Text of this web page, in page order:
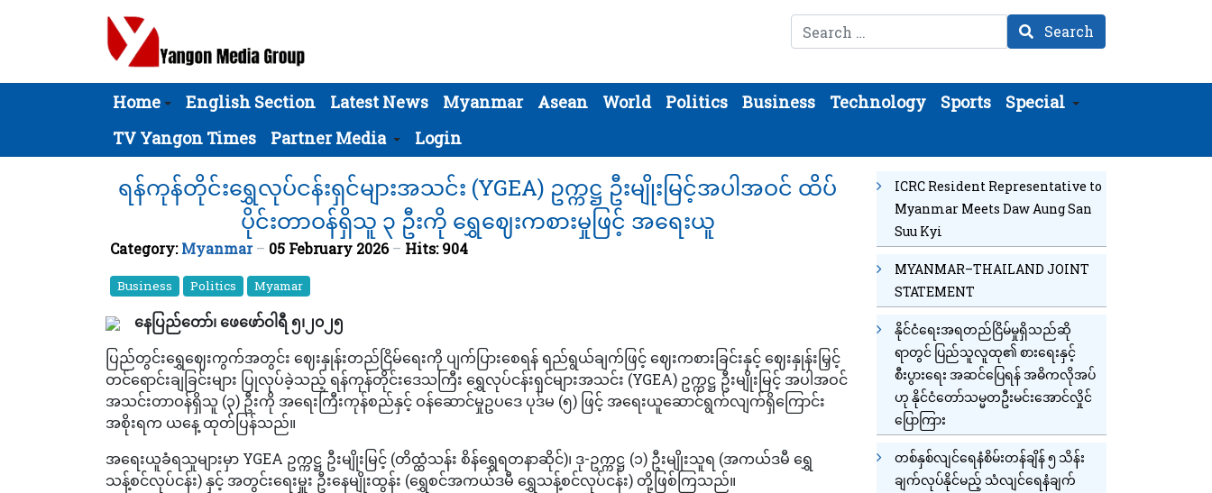
Search Search
Home English Section Latest News Myanmar Asean World Politics Business Technology Sports
Special
TV Yangon Times
Partner Media Login
ရန်ကုန်တိုင်းရွှေလုပ်ငန်းရှင်များအသင်း (YGEA) ဥက္ကဋ္ဌ ဦးမျိုးမြင့်အပါအဝင် ထိပ်
ပိုင်းတာဝန်ရှိသူ ၃ ဦးကို ရွှေဈေးကစားမှုဖြင့် အရေးယူ
Category:Myanmar 05 February 2026 Hits: 904
Business Politics Myamar
နေပြည်တော်၊ ဖေဖော်ဝါရီ ၅၊၂၀၂၅
ပြည်တွင်းရွှေဈေးကွက်အတွင်း ဈေးနှုန်းတည်ငြိမ်ရေးကို ပျက်ပြားစေရန် ရည်ရွယ်ချက်ဖြင့် ဈေးကစားခြင်းနှင့် ဈေးနှုန်းမြှင့်
တင်ရောင်းချခြင်းများ ပြုလုပ်ခဲ့သည့် ရန်ကုန်တိုင်းဒေသကြီး ရွှေလုပ်ငန်းရှင်များအသင်း (YGEA) ဥက္ကဋ္ဌ ဦးမျိုးမြင့် အပါအဝင်
အသင်းတာဝန်ရှိသူ (၃) ဦးကို အရေးကြီးကုန်စည်နှင့် ဝန်ဆောင်မှုဥပဒေ ပုဒ်မ (၅) ဖြင့် အရေးယူဆောင်ရွက်လျက်ရှိကြောင်း
အစိုးရက ယနေ့ ထုတ်ပြန်သည်။
အရေးယူခံရသူများမှာ YGEA ဥက္ကဋ္ဌ ဦးမျိုးမြင့် (တိထ္ထံသန်း စိန်ရွှေရတနာဆိုင်)၊ ဒု-ဥက္ကဋ္ဌ (၁) ဦးမျိုးသူရ (အကယ်ဒမီ ရွှေ
သန့်စင်လုပ်ငန်း) နှင့် အတွင်းရေးမှူး ဦးနေမျိုးထွန်း (ရွှေစင်အကယ်ဒမီ ရွှေသန့်စင်လုပ်ငန်း) တို့ဖြစ်ကြသည်။
ICRC Resident Representative to
Myanmar Meets Daw Aung San
Suu Kyi
MYANMAR–THAILAND JOINT
STATEMENT
နိုင်ငံရေးအရတည်ငြိမ်မှုရှိသည်ဆို
ရာတွင် ပြည်သူလူထု၏ စားရေးနှင့်
စီးပွားရေး အဆင်ပြေရန် အဓိကလိုအပ်
ဟု နိုင်ငံတော်သမ္မတဦးမင်းအောင်လှိုင်
ပြောကြား
တစ်နှစ်လျင်ရေနံစိမ်းတန်ချိန် ၅ သိန်း
ချက်လုပ်နိုင်မည့် သံလျင်ရေနံချက်